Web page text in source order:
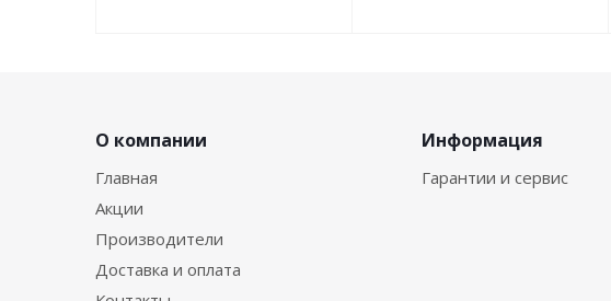
О компании
Главная
Акции
Производители
Доставка и оплата
Информация
Гарантии и сервис